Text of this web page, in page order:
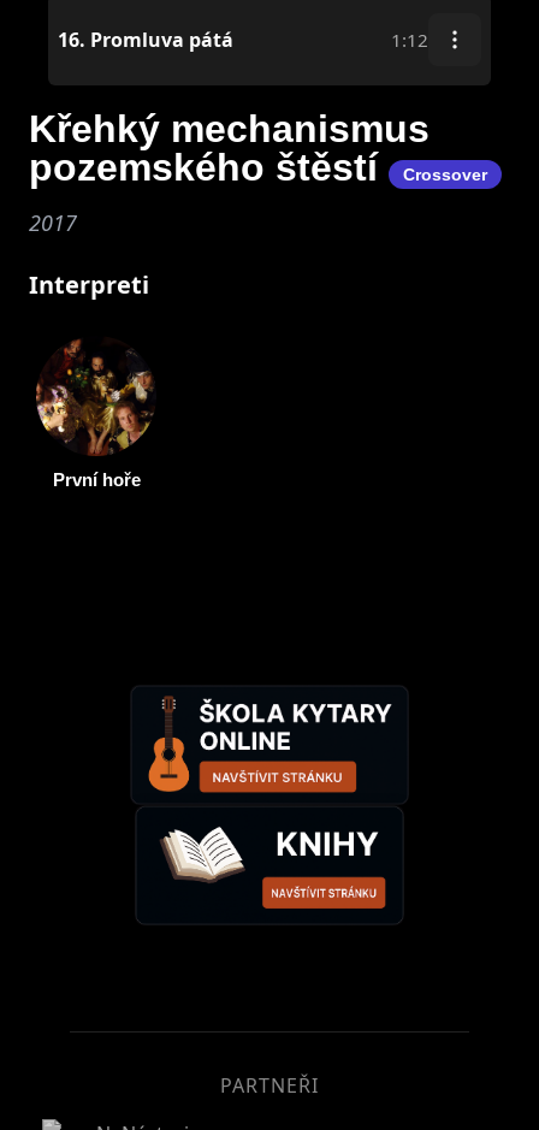
16. Promluva pátá 1:12
Křehký mechanismus
pozemského štěstí
Crossover
2017
Interpreti
První hoře
PARTNEŘI